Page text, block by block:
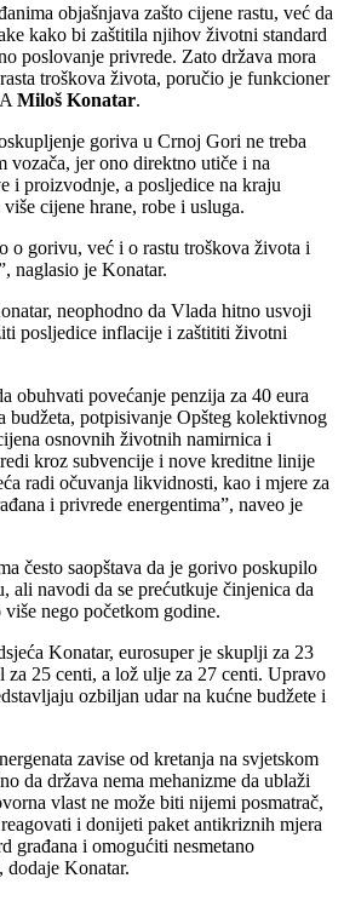
objašnjava zašto cijene rastu, već da
kako bi zaštitila njihov životni standard
poslovanje privrede. Zato država mora
troškova života, poručio je funkcioner
Miloš Konatar.
goriva u Crnoj Gori ne treba
vozača, jer ono direktno utiče i na
i proizvodnje, a posljedice na kraju
cijene hrane, robe i usluga.
o gorivu, već i o rastu troškova života i
naglasio je Konatar.
neophodno da Vlada hitno usvoji
posljedice inflacije i zaštititi životni
obuhvati povećanje penzija za 40 eura
budžeta, potpisivanje Opšteg kolektivnog
osnovnih životnih namirnica i
kroz subvencije i nove kreditne linije
radi očuvanja likvidnosti, kao i mjere za
i privrede energentima”, naveo je
često saopštava da je gorivo poskupilo
ali navodi da se prećutkuje činjenica da
nego početkom godine.
Konatar, eurosuper je skuplji za 23
za 25 centi, a lož ulje za 27 centi. Upravo
ozbiljan udar na kućne budžete i
zavise od kretanja na svjetskom
da država nema mehanizme da ublaži
vlast ne može biti nijemi posmatrač,
i donijeti paket antikriznih mjera
građana i omogućiti nesmetano
dodaje Konatar.